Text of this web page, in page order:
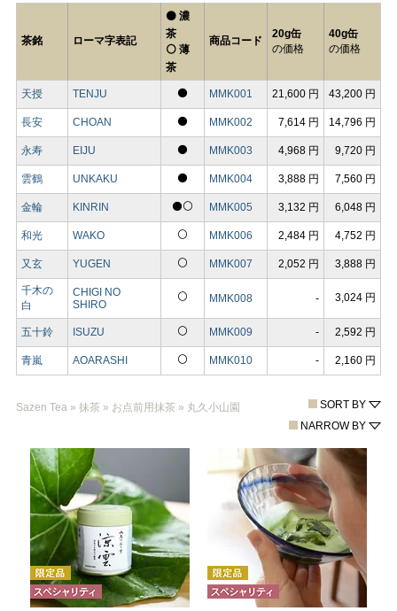
茶銘 ローマ字表記
⚫ 濃
茶
⚪ 薄
茶
商品コード
20g缶
の価格
40g缶
の価格
天授 TENJU ⚫ MMK001 21,600 円 43,200 円
長安 CHOAN ⚫ MMK002 7,614 円 14,796 円
永寿 EIJU ⚫ MMK003 4,968 円 9,720 円
雲鶴 UNKAKU ⚫ MMK004 3,888 円 7,560 円
金輪 KINRIN ⚫⚪ MMK005 3,132 円 6,048 円
和光 WAKO ⚪ MMK006 2,484 円 4,752 円
又玄 YUGEN ⚪ MMK007 2,052 円 3,888 円
千木の
白
CHIGI NO
SHIRO
⚪ MMK008 - 3,024 円
五十鈴 ISUZU ⚪ MMK009 - 2,592 円
青嵐 AOARASHI ⚪ MMK010 - 2,160 円
Sazen Tea» 抹茶» お点前用抹茶» 丸久小山園
SORT BY
NARROW BY